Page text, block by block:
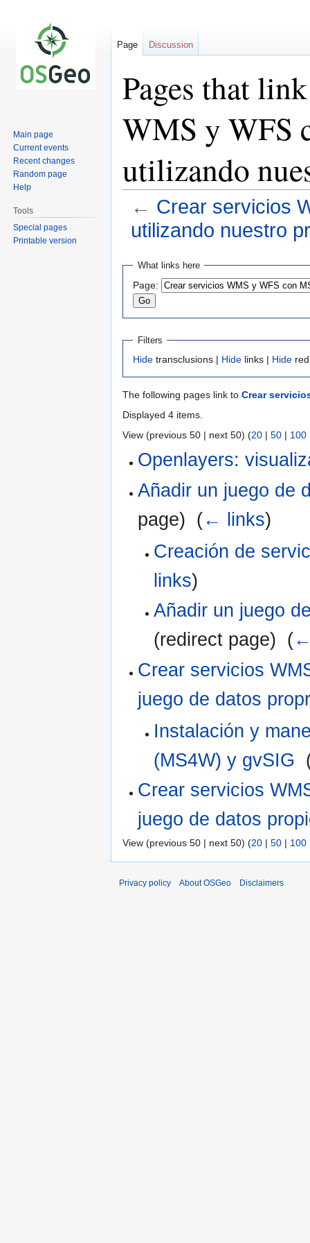
Pages that
WMS y WFS
utilizando
← Crear servicios
utilizando nuestro
Jump
navigation
Jump
search
What links here
Page:
Filters
Hide transclusions | Hide links | Hide
The following pages link to Crear
Displayed 4 items.
View (previous 50 | next 50) (20 | 50 | 100
Openlayers:
Añadir un juego de
page) ‎ (← links)
Creación de
links)
Añadir un juego
(redirect page) ‎ (←
Crear servicios
juego de datos
Instalación y
(MS4W) y gvSIG
Crear servicios
juego de datos
View (previous 50 | next 50) (20 | 50 | 100
Page Discussion
Main page
Current events
Recent changes
Random page
Help
Tools
Special pages
Printable version
Privacy policy About OSGeo Disclaimers